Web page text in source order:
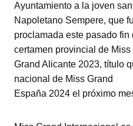
Ayuntamiento a la joven
Napoletano Sempere, que
proclamada este pasado fin
certamen provincial de Miss
Grand Alicante 2023, título
nacional de Miss Grand
España 2024 el próximo